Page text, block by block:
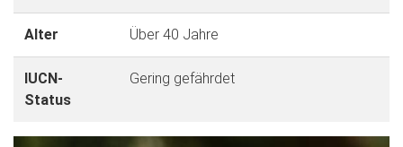
Alter Über 40 Jahre
IUCN-
Status
Gering gefährdet